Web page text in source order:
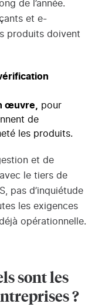
de l’année.
et e-
produits doivent
œuvre, pour
de
les produits.
et de
le tiers de
pas d’inquiétude
les exigences
opérationnelle.
sont les
?